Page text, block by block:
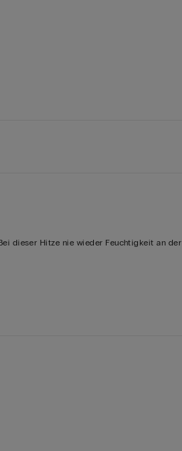
dieser Hitze nie wieder Feuchtigkeit an der